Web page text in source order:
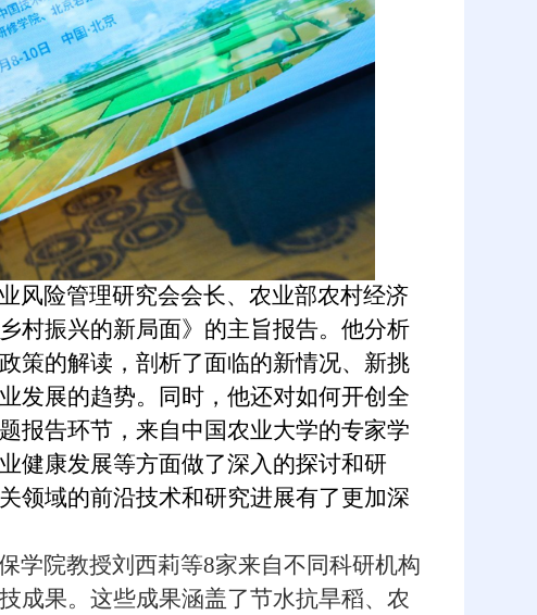
风险管理研究会会长、农业部农村经济
村振兴的新局面》的主旨报告。他分析
策的解读，剖析了面临的新情况、新挑
发展的趋势。同时，他还对如何开创全
报告环节，来自中国农业大学的专家学
健康发展等方面做了深入的探讨和研
领域的前沿技术和研究进展有了更加深
学院教授刘西莉等8家来自不同科研机构
成果。这些成果涵盖了节水抗旱稻、农